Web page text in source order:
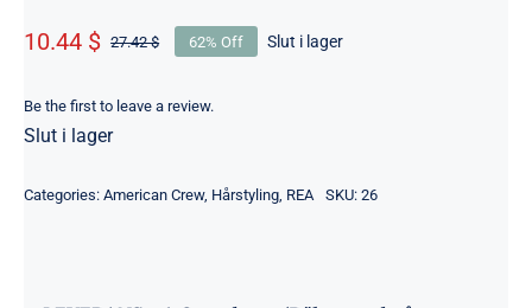
27.42 $Det
priset
10.44 $
Det
priset
62% Off Slut i lager
Be the first to leave a review.
Slut i lager
Categories: American Crew, Hårstyling REA SKU: 26